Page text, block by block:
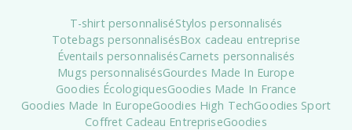
T-shirt personnaliséStylos personnalisés
Totebags personnalisésBox cadeau entreprise
Éventails personnalisésCarnets personnalisés
Mugs personnalisésGourdes Made In Europe
Goodies ÉcologiquesGoodies Made In France
Goodies Made In EuropeGoodies High TechGoodies Sport
Coffret Cadeau EntrepriseGoodies